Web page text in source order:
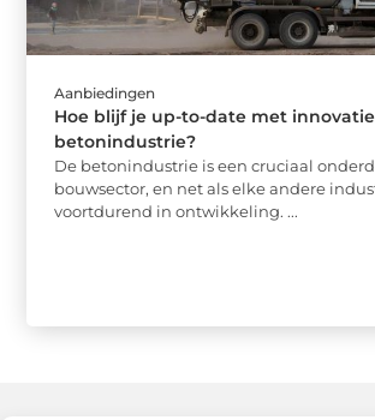
Aanbiedingen
Hoe blijf je up-to-date met
betonindustrie?
De betonindustrie is een cruciaal
bouwsector, en net als elke andere
voortdurend in ontwikkeling. ...